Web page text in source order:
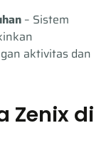
– Sistem
aktivitas dan
Zenix di